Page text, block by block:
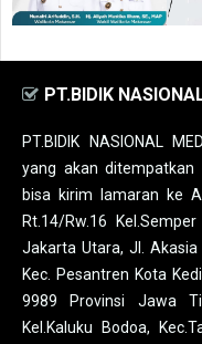
PT.BIDIK
PT.BIDIK NASIONAL
yang akan ditempatkan
bisa kirim lamaran ke
Rt.14/Rw.16
Jakarta Utara, Jl. Akasia
Kec. Pesantren Kota
9989 Provinsi Jawa
Kel.Kaluku Bodoa,